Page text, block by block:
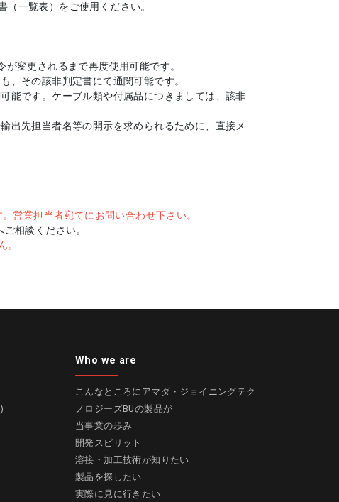
一覧表）をご使用ください。
変更されるまで再度使用可能です。
その該非判定書にて通関可能です。
能です。ケーブル類や付属品につきましては、該非
出先担当者名等の開示を求められるために、直接メ
営業担当者宛てにお問い合わせ下さい。
相談ください。
。
Who we are
こんなところにアマダ・ジョイニングテク
ノロジーズBUの製品が
当事業の歩み
開発スピリット
溶接・加工技術が知りたい
製品を探したい
実際に見に行きたい